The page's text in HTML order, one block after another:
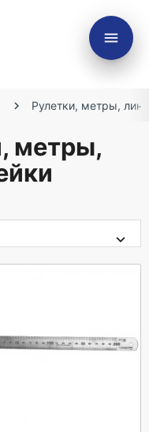
menu
Рулетки, метры,
метры,